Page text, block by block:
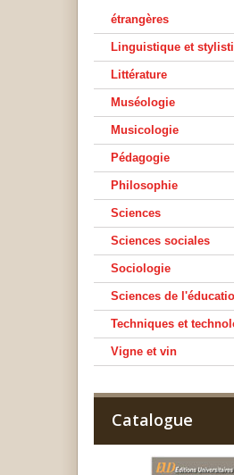
étrangères
Linguistique et
Littérature
Muséologie
Musicologie
Pédagogie
Philosophie
Sciences
Sciences sociales
Sociologie
Sciences de
Techniques et
Vigne et vin
Catalogue